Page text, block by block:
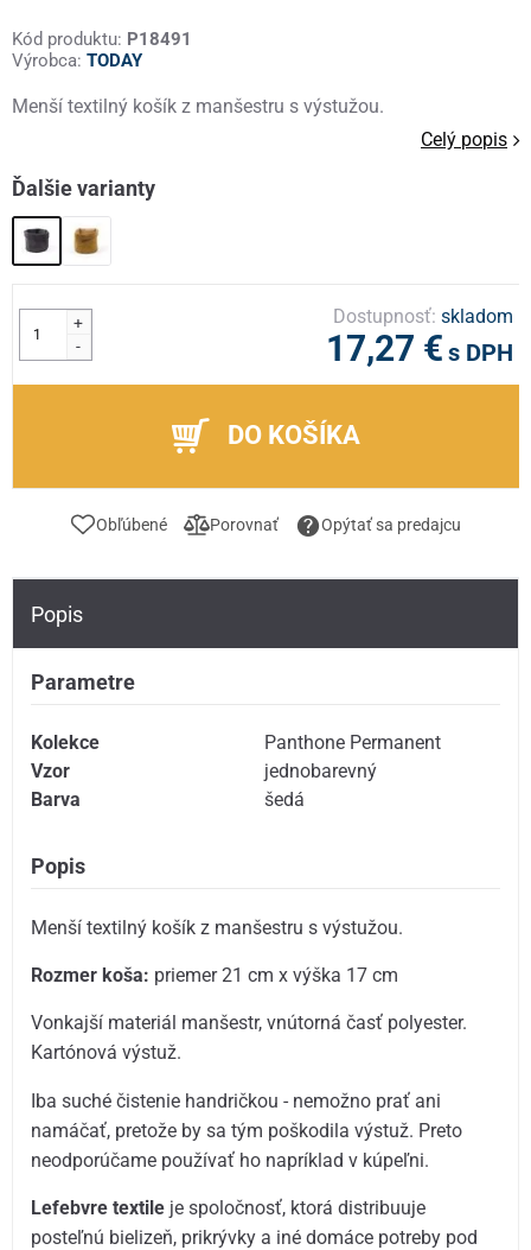
Kód produktu: P18491
Výrobca: TODAY
Menší textilný košík z manšestru s výstužou.
Celý popis
Ďalšie varianty
+
-
Dostupnosť:skladom
17,27 € s DPH
DO KOŠÍKA
Obľúbené Porovnať Opýtať sa predajcu
Popis
Parametre
Kolekce
Panthone Permanent
Vzor
jednobarevný
Barva
šedá
Popis
Menší textilný košík z manšestru s výstužou.
Rozmer koša: priemer 21 cm x výška 17 cm
Vonkajší materiál manšestr, vnútorná časť polyester.
Kartónová výstuž.
Iba suché čistenie handričkou - nemožno prať ani
namáčať, pretože by sa tým poškodila výstuž. Preto
neodporúčame používať ho napríklad v kúpeľni.
Lefebvre textile je spoločnosť, ktorá distribuuje
posteľnú bielizeň, prikrývky a iné domáce potreby pod